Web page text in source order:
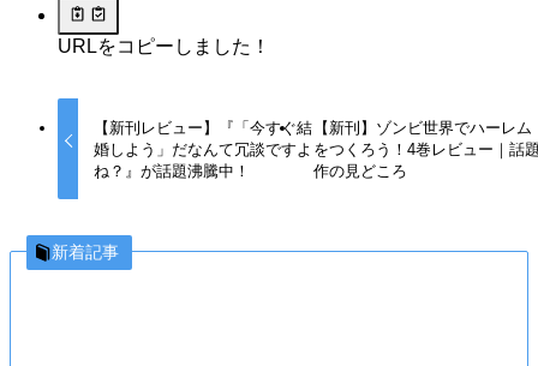
URLをコピーしました！
【新刊レビュー】『「今すぐ結
婚しよう」だなんて冗談ですよ
ね？』が話題沸騰中！
【新刊】ゾンビ世界でハーレム
をつくろう！4巻レビュー｜話
作の見どころ
新着記事